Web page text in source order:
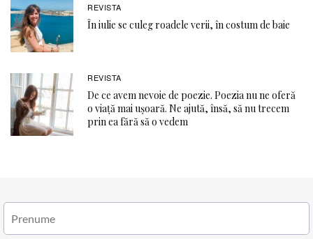
REVISTA
În iulie se culeg roadele verii, în costum de baie
REVISTA
De ce avem nevoie de poezie. Poezia nu ne oferă
o viaţă mai ușoară. Ne ajută, însă, să nu trecem
prin ea fără să o vedem